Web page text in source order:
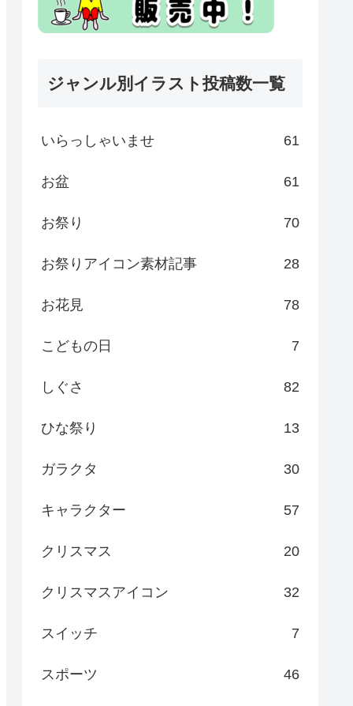
ジャンル別イラスト投稿数一覧
いらっしゃいませ 61
お盆 61
お祭り 70
お祭りアイコン素材記事 28
お花見 78
こどもの日 7
しぐさ 82
ひな祭り 13
ガラクタ 30
キャラクター 57
クリスマス 20
クリスマスアイコン 32
スイッチ 7
スポーツ 46